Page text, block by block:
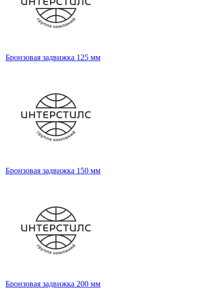
Бронзовая задвижка 125 мм
Бронзовая задвижка 150 мм
Бронзовая задвижка 200 мм